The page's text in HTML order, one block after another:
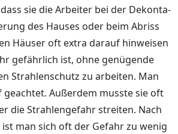
sie die Arbeiter bei der Dekonta­
des Hauses oder beim Abriss
Häuser oft extra darauf hinweisen
gefährlich ist, ohne genügende
Strahlenschutz zu ar­beiten. Man
Außerdem musste sie oft
die Strahlengefahr strei­ten. Nach
man sich oft der Gefahr zu wenig